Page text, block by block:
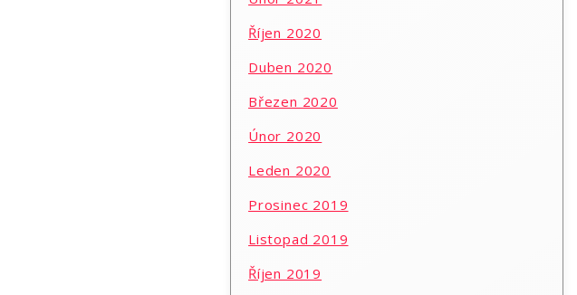
Říjen 2020
Duben 2020
Březen 2020
Únor 2020
Leden 2020
Prosinec 2019
Listopad 2019
Říjen 2019